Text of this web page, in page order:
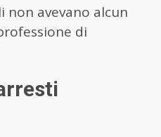
non avevano alcun
di